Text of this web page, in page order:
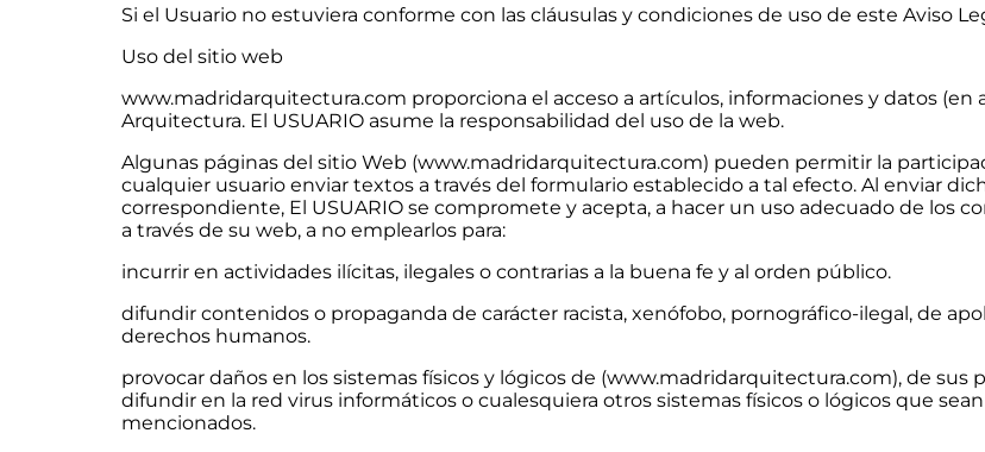
Si el Usuario no estuviera conforme con las cláusulas y condiciones de uso de este Aviso
Uso del sitio web
www.madridarquitectura.com proporciona el acceso a artículos, informaciones y datos (en
Arquitectura. El USUARIO asume la responsabilidad del uso de la web.
Algunas páginas del sitio Web (www.madridarquitectura.com) pueden permitir la
cualquier usuario enviar textos a través del formulario establecido a tal efecto. Al enviar
correspondiente, El USUARIO se compromete y acepta, a hacer un uso adecuado de los
a través de su web, a no emplearlos para:
incurrir en actividades ilícitas, ilegales o contrarias a la buena fe y al orden público.
difundir contenidos o propaganda de carácter racista, xenófobo, pornográfico-ilegal, de
derechos humanos.
provocar daños en los sistemas físicos y lógicos de (www.madridarquitectura.com), de sus
difundir en la red virus informáticos o cualesquiera otros sistemas físicos o lógicos que
mencionados.